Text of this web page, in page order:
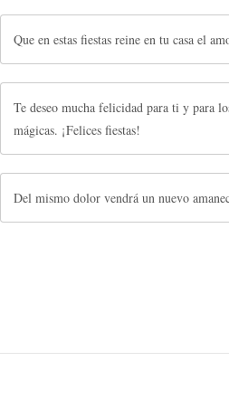
Que en estas fiestas reine en tu casa el
Te deseo mucha felicidad para ti y para
mágicas. ¡Felices fiestas!
Del mismo dolor vendrá un nuevo